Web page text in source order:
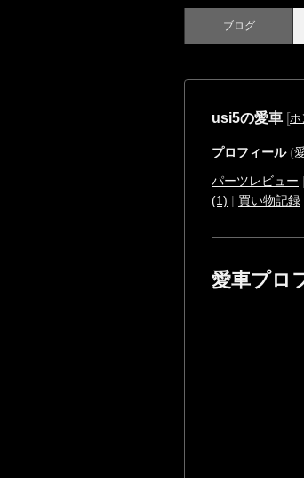
ブログ
usi5の愛車 [ホ
プロフィール(
パーツレビュー |
(1) | 買い物記録
愛車プロ